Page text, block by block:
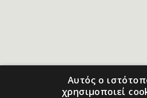
Αυτός ο
χρησιμοποιεί